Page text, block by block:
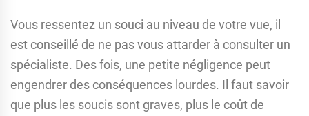
Vous ressentez un souci au niveau de votre vue, il
est conseillé de ne pas vous attarder à consulter un
spécialiste. Des fois, une petite négligence peut
engendrer des conséquences lourdes. Il faut savoir
que plus les soucis sont graves, plus le coût de